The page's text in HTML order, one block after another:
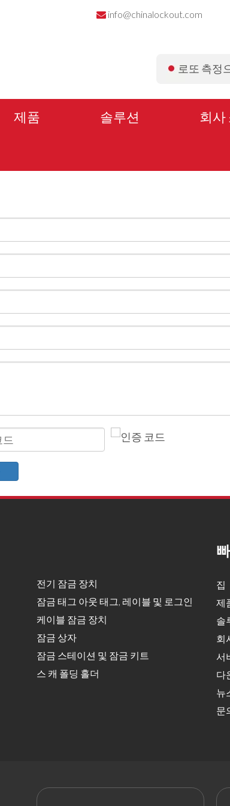
 info@chinalockout.com
로또 측정으
제품 솔루션 회사
전기 잠금 장치
잠금 태그 아웃 태그, 레이블 및 로그인
케이블 잠금 장치
잠금 상자
잠금 스테이션 및 잠금 키트
스 캐 폴딩 홀더
집
제
솔
회
서
다
뉴
문